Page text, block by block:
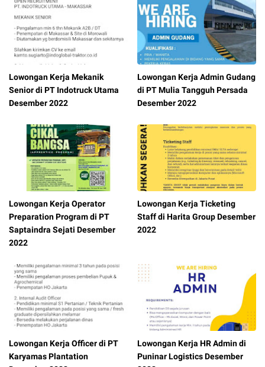
Lowongan Kerja Mekanik
Senior di PT Indotruck Utama
Desember 2022
Lowongan Kerja Admin Gudang
di PT Mulia Tangguh Persada
Desember 2022
Lowongan Kerja Operator
Preparation Program di PT
Saptaindra Sejati Desember
2022
Lowongan Kerja Ticketing
Staff di Harita Group Desember
2022
Lowongan Kerja Officer di PT
Karyamas Plantation
Lowongan Kerja HR Admin di
Puninar Logistics Desember